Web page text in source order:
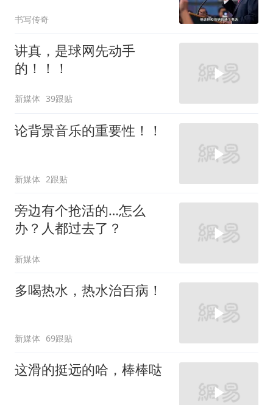
书写传奇
讲真，是球网先动手
的！！！
新媒体 39跟贴
论背景音乐的重要性！！
新媒体 2跟贴
旁边有个抢活的…怎么
办？人都过去了？
新媒体
多喝热水，热水治百病！
新媒体 69跟贴
这滑的挺远的哈，棒棒哒